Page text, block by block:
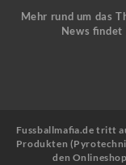
Mehr rund um das
News
Fussballmafia.de tritt
Produkten
den